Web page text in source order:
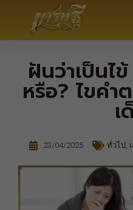
ฝันว่าเป็นไ
หรือ? ไขคำ
เ
23/04/2025 ทั่วไป,